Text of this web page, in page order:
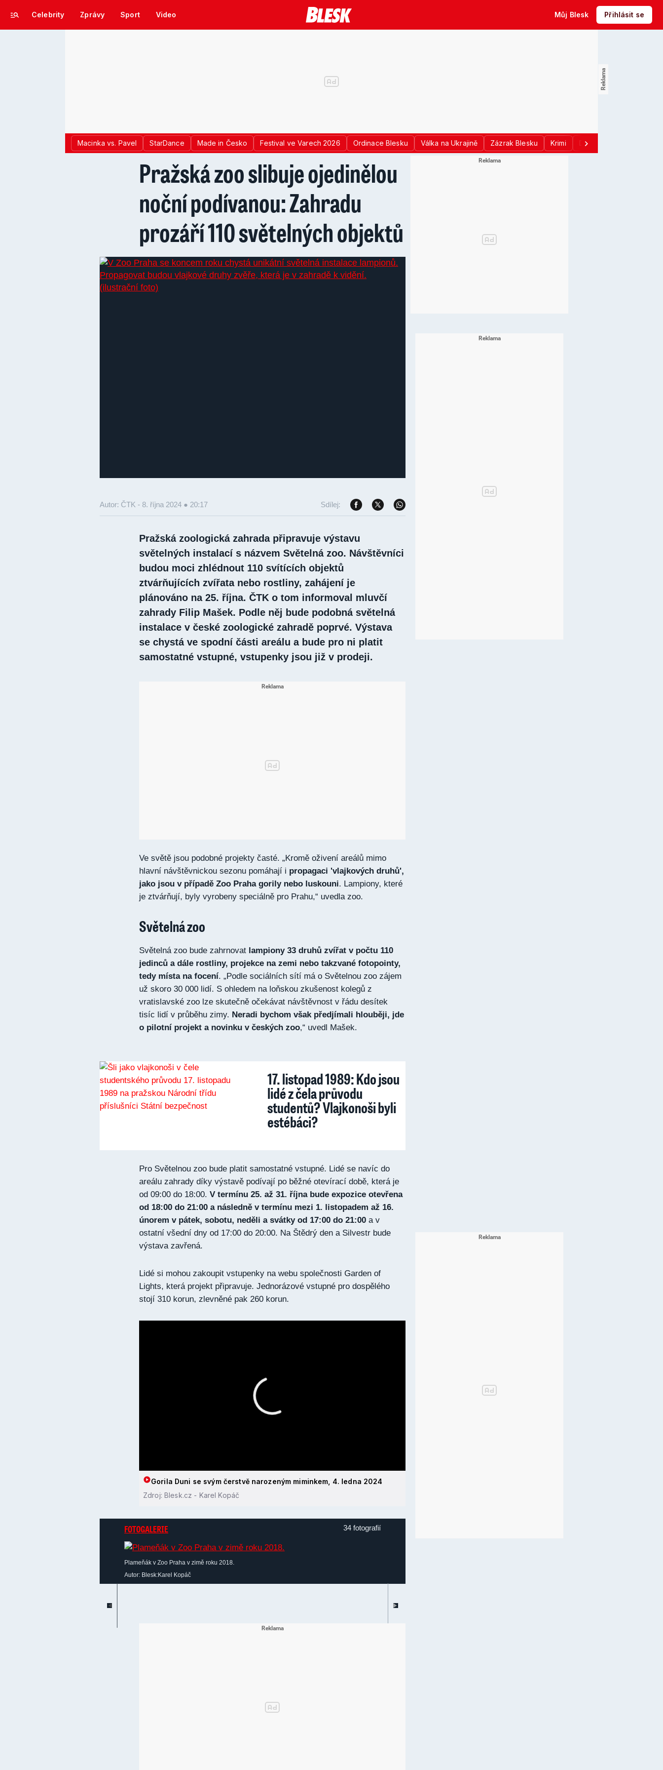
Celebrity Zprávy Sport Video Můj Blesk Přihlásit se
Macinka vs. Pavel StarDance Made in Česko Festival ve Varech 2026 Ordinace Blesku Válka na Ukrajině Zázrak Blesku Krimi Donald Trump
Pražská zoo slibuje ojedinělou
noční podívanou: Zahradu
prozáří 110 světelných objektů
Autor: ČTK - 8. října 2024 ● 20:17 Sdílej:
Pražská zoologická zahrada připravuje výstavu
světelných instalací s názvem Světelná zoo. Návštěvníci
budou moci zhlédnout 110 svítících objektů
ztvárňujících zvířata nebo rostliny, zahájení je
plánováno na 25. října. ČTK o tom informoval mluvčí
zahrady Filip Mašek. Podle něj bude podobná světelná
instalace v české zoologické zahradě poprvé. Výstava
se chystá ve spodní části areálu a bude pro ni platit
samostatné vstupné, vstupenky jsou již v prodeji.
Ve světě jsou podobné projekty časté. „Kromě oživení areálů mimo
hlavní návštěvnickou sezonu pomáhají i propagaci 'vlajkových druhů',
jako jsou v případě Zoo Praha gorily nebo luskouni. Lampiony, které
je ztvárňují, byly vyrobeny speciálně pro Prahu,“ uvedla zoo.
Světelná zoo
Světelná zoo bude zahrnovat lampiony 33 druhů zvířat v počtu 110
jedinců a dále rostliny, projekce na zemi nebo takzvané fotopointy,
tedy místa na focení. „Podle sociálních sítí má o Světelnou zoo zájem
už skoro 30 000 lidí. S ohledem na loňskou zkušenost kolegů z
vratislavské zoo lze skutečně očekávat návštěvnost v řádu desítek
tisíc lidí v průběhu zimy. Neradi bychom však předjímali hlouběji, jde
o pilotní projekt a novinku v českých zoo,“ uvedl Mašek.
17. listopad 1989: Kdo jsou
lidé z čela průvodu
studentů? Vlajkonoši byli
estébáci?
Pro Světelnou zoo bude platit samostatné vstupné. Lidé se navíc do
areálu zahrady díky výstavě podívají po běžné otevírací době, která je
od 09:00 do 18:00. V termínu 25. až 31. října bude expozice otevřena
od 18:00 do 21:00 a následně v termínu mezi 1. listopadem až 16.
únorem v pátek, sobotu, neděli a svátky od 17:00 do 21:00 a v
ostatní všední dny od 17:00 do 20:00. Na Štědrý den a Silvestr bude
výstava zavřená.
Lidé si mohou zakoupit vstupenky na webu společnosti Garden of
Lights, která projekt připravuje. Jednorázové vstupné pro dospělého
stojí 310 korun, zlevněné pak 260 korun.
Gorila Duni se svým čerstvě narozeným miminkem, 4. ledna 2024
Zdroj: Blesk.cz - Karel Kopáč
FOTOGALERIE 34 fotografií
Plameňák v Zoo Praha v zimě roku 2018.
Autor: Blesk:Karel Kopáč